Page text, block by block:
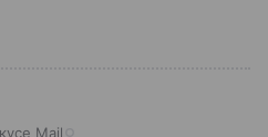
Mail